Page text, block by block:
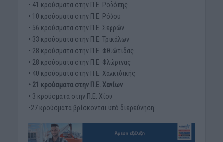
• 41 κρούσματα στην Π.Ε. Ροδόπης
• 10 κρούσματα στην Π.Ε. Ρόδου
• 56 κρούσματα στην Π.Ε. Σερρών
• 33 κρούσματα στην Π.Ε. Τρικάλων
• 28 κρούσματα στην Π.Ε. Φθιώτιδας
• 28 κρούσματα στην Π.Ε. Φλώρινας
• 40 κρούσματα στην Π.Ε. Χαλκιδικής
• 21 κρούσματα στην Π.Ε. Χανίων
• 3 κρούσματα στην Π.Ε. Χίου
•27 κρούσματα βρίσκονται υπό διερεύνηση.